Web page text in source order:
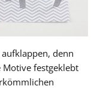
denn
festgeklebt